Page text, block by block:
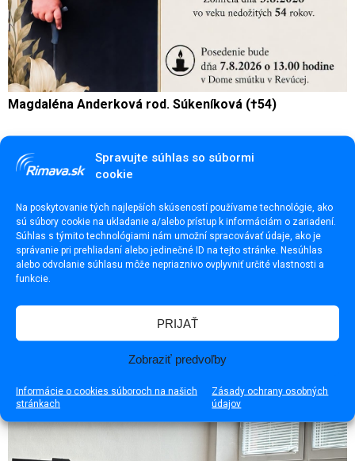
Spravujte súhlas so súbormi
cookie
Na poskytovanie tých najlepších skúseností používame technológie, ako
sú súbory cookie na ukladanie a/alebo prístup k informáciám o zariadení.
Súhlas s týmito technológiami nám umožní spracovávať údaje, ako je
správanie pri prehliadaní alebo jedinečné ID na tejto stránke. Nesúhlas
alebo odvolanie súhlasu môže nepriaznivo ovplyvniť určité vlastnosti a
funkcie.
PRIJAŤ
Zobraziť predvoľby
Informácie o cookies súboroch na našich
stránkach
Zásady ochrany osobných
údajov
Magdaléna Anderková rod. Súkeníková (†54)